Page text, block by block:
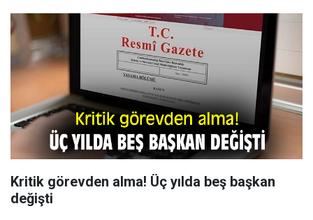
Kritik görevden alma! Üç yılda beş başkan
değişti